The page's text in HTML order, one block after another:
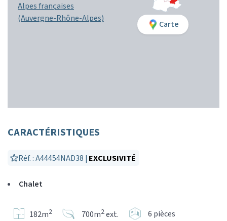
Alpes françaises
(Auvergne-Rhône-Alpes)
Carte
CARACTÉRISTIQUES
Réf. : A44454NAD38 | EXCLUSIVITÉ
Chalet
182m2 700m2ext. 6 pièces